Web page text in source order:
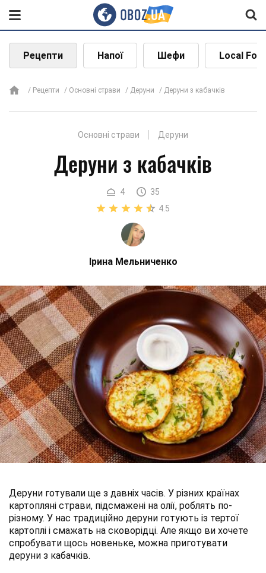
Рецепти Напої Шефи Local
Рецепти Основні страви Деруни Деруни з кабачків
Основні страви Деруни
Деруни з кабачків
4
35
4.5
Ірина Мельниченко
Деруни готували ще з давніх часів. У різних країнах
картопляні страви, підсмажені на олії, роблять по-
різному. У нас традиційно деруни готують із тертої
картоплі і смажать на сковорідці. Але якщо ви хочете
спробувати щось новеньке, можна приготувати
деруни з кабачків.